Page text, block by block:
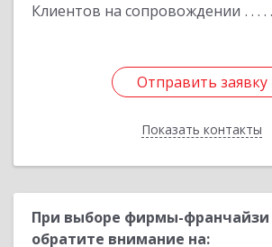
Клиентов на сопровождении
Отправить заявку
Показать контакты
Отправить заявку
Назад
При выборе фирмы-франчайзи
обратите внимание на: